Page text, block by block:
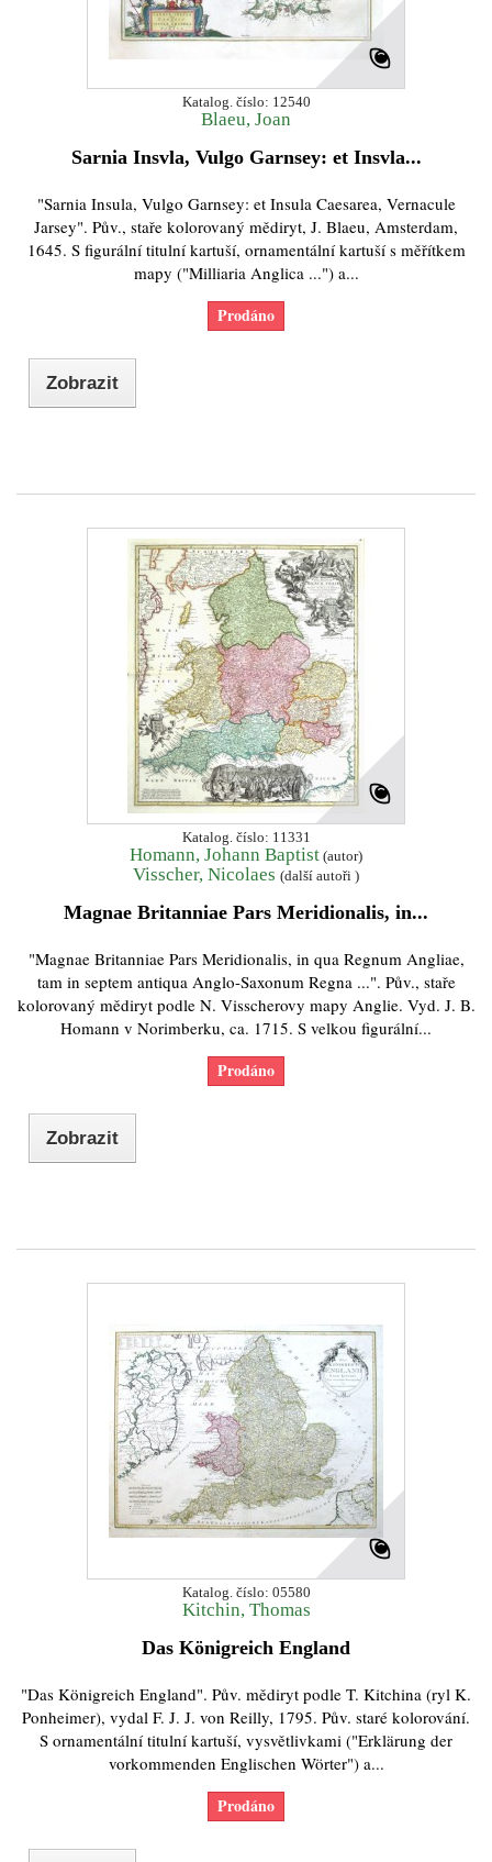
Katalog. číslo: 12540
Blaeu, Joan
Sarnia Insvla, Vulgo Garnsey: et Insvla...
"Sarnia Insula, Vulgo Garnsey: et Insula Caesarea, Vernacule
Jarsey". Pův., staře kolorovaný mědiryt, J. Blaeu, Amsterdam,
1645. S figurální titulní kartuší, ornamentální kartuší s měřítkem
mapy ("Milliaria Anglica ...") a...
Prodáno
Zobrazit
Katalog. číslo: 11331
Homann, Johann Baptist (autor)
Visscher, Nicolaes (další autoři )
Magnae Britanniae Pars Meridionalis, in...
"Magnae Britanniae Pars Meridionalis, in qua Regnum Angliae,
tam in septem antiqua Anglo-Saxonum Regna ...". Pův., staře
kolorovaný mědiryt podle N. Visscherovy mapy Anglie. Vyd. J. B.
Homann v Norimberku, ca. 1715. S velkou figurální...
Prodáno
Zobrazit
Katalog. číslo: 05580
Kitchin, Thomas
Das Königreich England
"Das Königreich England". Pův. mědiryt podle T. Kitchina (ryl K.
Ponheimer), vydal F. J. J. von Reilly, 1795. Pův. staré kolorování.
S ornamentální titulní kartuší, vysvětlivkami ("Erklärung der
vorkommenden Englischen Wörter") a...
Prodáno